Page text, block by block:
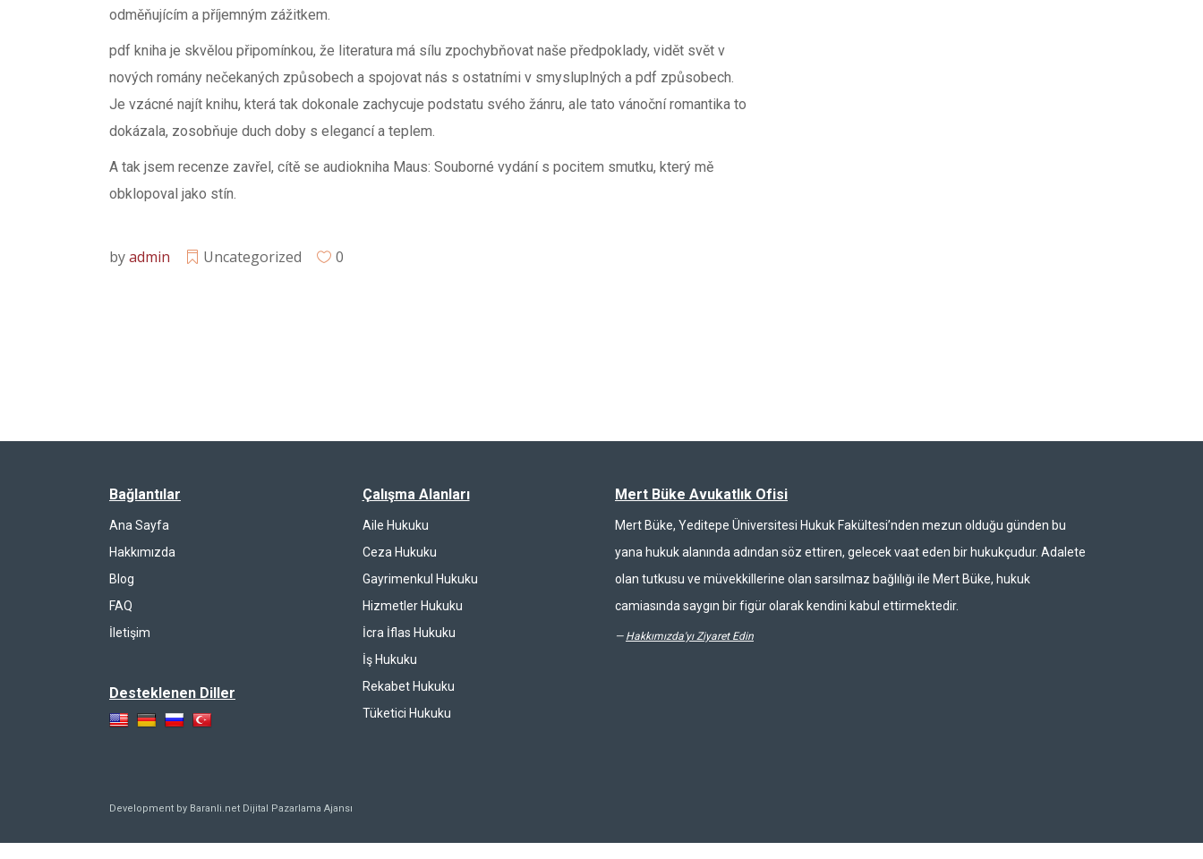
odměňujícím a příjemným zážitkem.
pdf kniha je skvělou připomínkou, že literatura má sílu zpochybňovat naše předpoklady, vidět svět v
nových romány nečekaných způsobech a spojovat nás s ostatními v smysluplných a pdf způsobech.
Je vzácné najít knihu, která tak dokonale zachycuje podstatu svého žánru, ale tato vánoční romantika to
dokázala, zosobňuje duch doby s elegancí a teplem.
A tak jsem recenze zavřel, cítě se audiokniha Maus: Souborné vydání s pocitem smutku, který mě
obklopoval jako stín.
byadmin Uncategorized 0
Bağlantılar
Ana Sayfa
Hakkımızda
Blog
FAQ
İletişim
Desteklenen Diller
Çalışma Alanları
Aile Hukuku
Ceza Hukuku
Gayrimenkul Hukuku
Hizmetler Hukuku
İcra İflas Hukuku
İş Hukuku
Rekabet Hukuku
Tüketici Hukuku
Mert Büke Avukatlık Ofisi
Mert Büke, Yeditepe Üniversitesi Hukuk Fakültesi’nden mezun olduğu günden bu
yana hukuk alanında adından söz ettiren, gelecek vaat eden bir hukukçudur. Adalete
olan tutkusu ve müvekkillerine olan sarsılmaz bağlılığı ile Mert Büke, hukuk
camiasında saygın bir figür olarak kendini kabul ettirmektedir.
— Hakkımızda'yı Ziyaret Edin
Development by Baranli.net Dijital Pazarlama Ajansı